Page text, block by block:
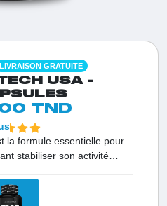
LIVRAISON GRATUITE
USA -
TND
la formule essentielle pour
stabiliser son activité
décline ; le ZMB
de haute qualité pour